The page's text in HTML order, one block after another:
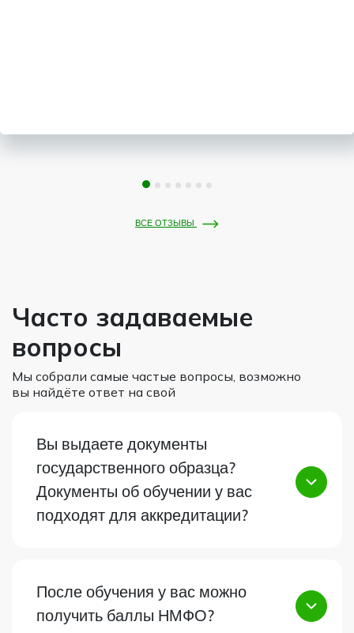
ВСЕ ОТЗЫВЫ
Часто задаваемые
вопросы
Мы собрали самые частые вопросы, возможно
вы найдёте ответ на свой
Вы выдаете документы
государственного образца?
Документы об обучении у вас
подходят для аккредитации?
После обучения у вас можно
получить баллы НМФО?